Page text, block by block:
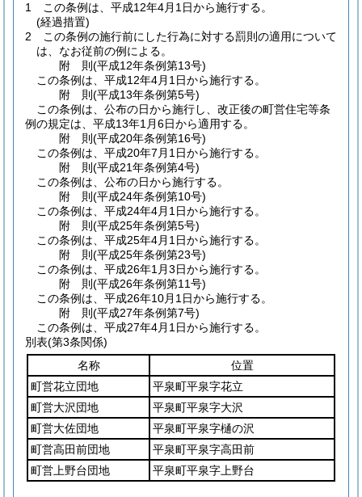
1
この条例は、平成12年4月1日から施行する。
(経過措置)
2
この条例の施行前にした行為に対する罰則の適用について
は、なお従前の例による。
附 則(平成12年条例第13号)
この条例は、平成12年4月1日から施行する。
附 則(平成13年条例第5号)
この条例は、公布の日から施行し、改正後の町営住宅等条
例の規定は、平成13年1月6日から適用する。
附 則(平成20年条例第16号)
この条例は、平成20年7月1日から施行する。
附 則(平成21年条例第4号)
この条例は、公布の日から施行する。
附 則(平成24年条例第10号)
この条例は、平成24年4月1日から施行する。
附 則(平成25年条例第5号)
この条例は、平成25年4月1日から施行する。
附 則(平成25年条例第23号)
この条例は、平成26年1月3日から施行する。
附 則(平成26年条例第11号)
この条例は、平成26年10月1日から施行する。
附 則(平成27年条例第7号)
この条例は、平成27年4月1日から施行する。
別表(第3条関係)
名称
位置
町営花立団地
平泉町平泉字花立
町営大沢団地
平泉町平泉字大沢
町営大佐団地
平泉町平泉字樋の沢
町営高田前団地
平泉町平泉字高田前
町営上野台団地
平泉町平泉字上野台